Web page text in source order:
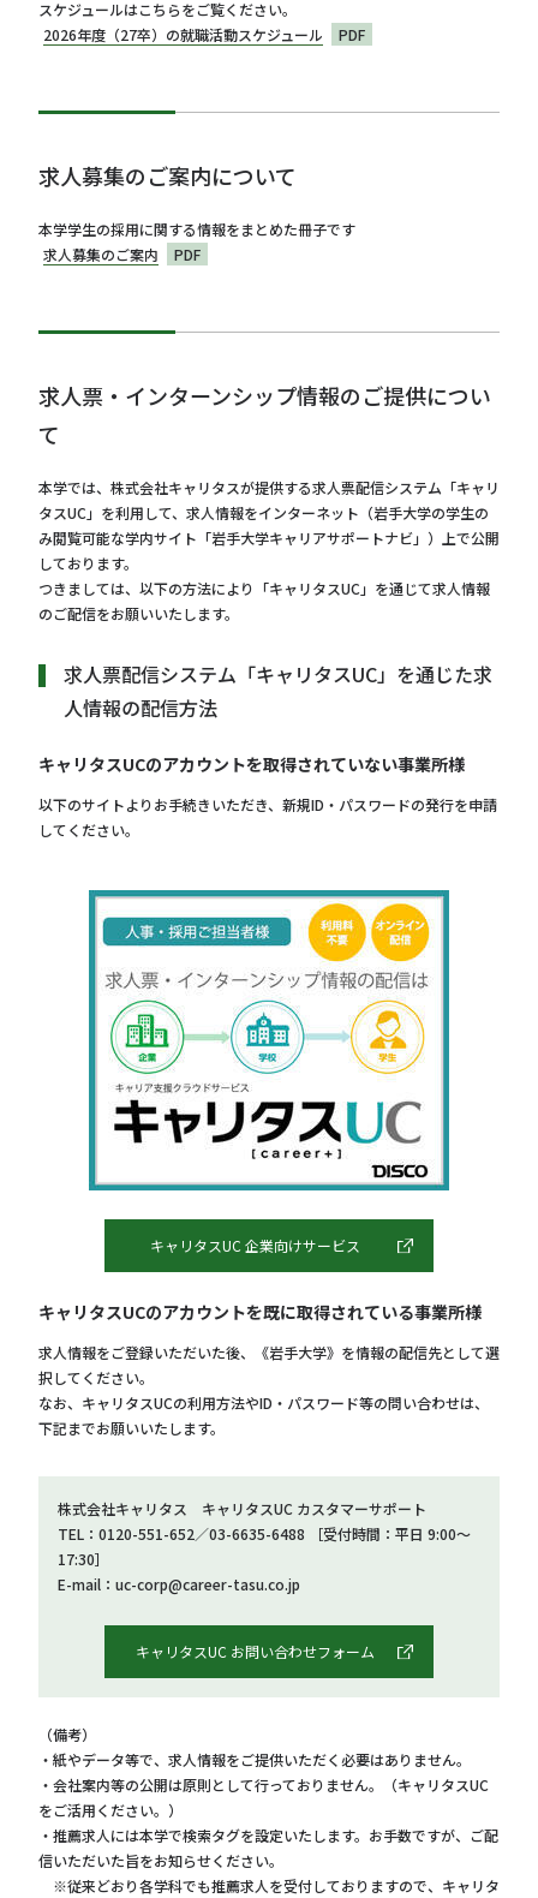
スケジュールはこちらをご覧ください。
2026年度（27卒）の就職活動スケジュール
PDF
求人募集のご案内について
本学学生の採用に関する情報をまとめた冊子です
求人募集のご案内
PDF
求人票・インターンシップ情報のご提供につい
て
本学では、株式会社キャリタスが提供する求人票配信システム「キャリ
タスUC」を利用して、求人情報をインターネット（岩手大学の学生の
み閲覧可能な学内サイト「岩手大学キャリアサポートナビ」）上で公開
しております。
つきましては、以下の方法により「キャリタスUC」を通じて求人情報
のご配信をお願いいたします。
求人票配信システム「キャリタスUC」を通じた求
人情報の配信方法
キャリタスUCのアカウントを取得されていない事業所様
以下のサイトよりお手続きいただき、新規ID・パスワードの発行を申請
してください。
キャリタスUC 企業向けサービス
キャリタスUCのアカウントを既に取得されている事業所様
求人情報をご登録いただいた後、《岩手大学》を情報の配信先として選
択してください。
なお、キャリタスUCの利用方法やID・パスワード等の問い合わせは、
下記までお願いいたします。
株式会社キャリタス キャリタスUC カスタマーサポート
TEL：0120-551-652／03-6635-6488 ［受付時間：平日 9:00～
17:30］
E-mail：uc-corp@career-tasu.co.jp
キャリタスUC お問い合わせフォーム
（備考）
・紙やデータ等で、求人情報をご提供いただく必要はありません。
・会社案内等の公開は原則として行っておりません。（キャリタスUC
をご活用ください。）
・推薦求人には本学で検索タグを設定いたします。お手数ですが、ご配
信いただいた旨をお知らせください。
※従来どおり各学科でも推薦求人を受付しておりますので、キャリタ